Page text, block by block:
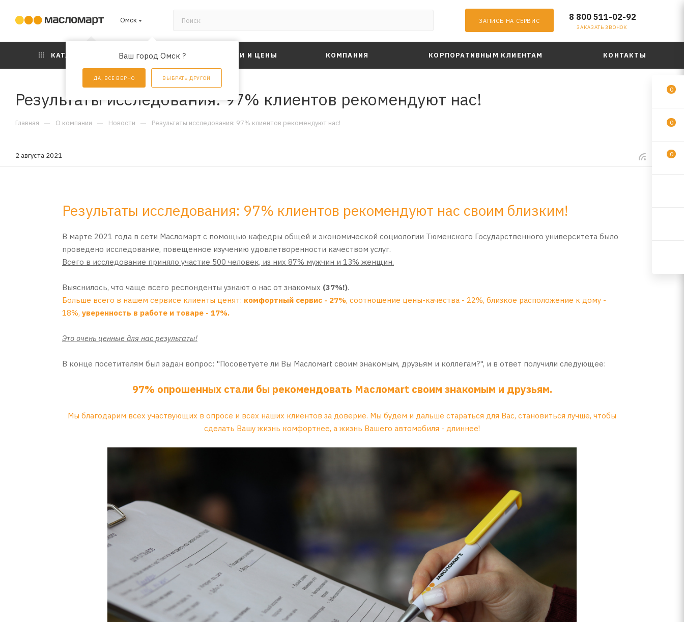
Омск
Ваш город Омск ?
ДА, ВСЕ ВЕРНО ВЫБРАТЬ ДРУГОЙ
ЗАПИСЬ НА СЕРВИС 8 800 511-02-92
ЗАКАЗАТЬ ЗВОНОК
КАТАЛОГ АКЦИИ УСЛУГИ И ЦЕНЫ КОМПАНИЯ КОРПОРАТИВНЫМ КЛИЕНТАМ КОНТАКТЫ
Результаты исследования: 97% клиентов рекомендуют нас!
Главная — О компании — Новости — Результаты исследования: 97% клиентов рекомендуют нас!
2 августа 2021
Результаты исследования: 97% клиентов рекомендуют нас своим близким!
В марте 2021 года в сети Масломарт с помощью кафедры общей и экономической социологии Тюменского Государственного университета было
проведено исследование, повещенное изучению удовлетворенности качеством услуг.
Всего в исследование приняло участие 500 человек, из них 87% мужчин и 13% женщин.
Выяснилось, что чаще всего респонденты узнают о нас от знакомых (37%!).
Больше всего в нашем сервисе клиенты ценят: комфортный сервис - 27%, соотношение цены-качества - 22%, близкое расположение к дому -
18%, уверенность в работе и товаре - 17%.
Это очень ценные для нас результаты!
В конце посетителям был задан вопрос: "Посоветуете ли Вы Масломart своим знакомым, друзьям и коллегам?", и в ответ получили следующее:
97% опрошенных стали бы рекомендовать Масломart своим знакомым и друзьям.
Мы благодарим всех участвующих в опросе и всех наших клиентов за доверие. Мы будем и дальше стараться для Вас, становиться лучше, чтобы
сделать Вашу жизнь комфортнее, а жизнь Вашего автомобиля - длиннее!
0
0
0